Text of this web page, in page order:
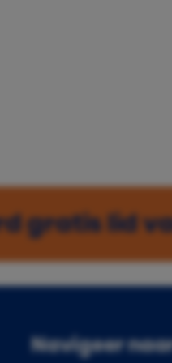
gratis lid
Navigeer